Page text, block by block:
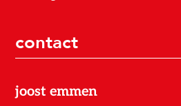
contact
joost emmen